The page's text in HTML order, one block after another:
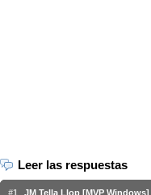
Leer las respuestas
#1
JM Tella Llop [MVP Windows]